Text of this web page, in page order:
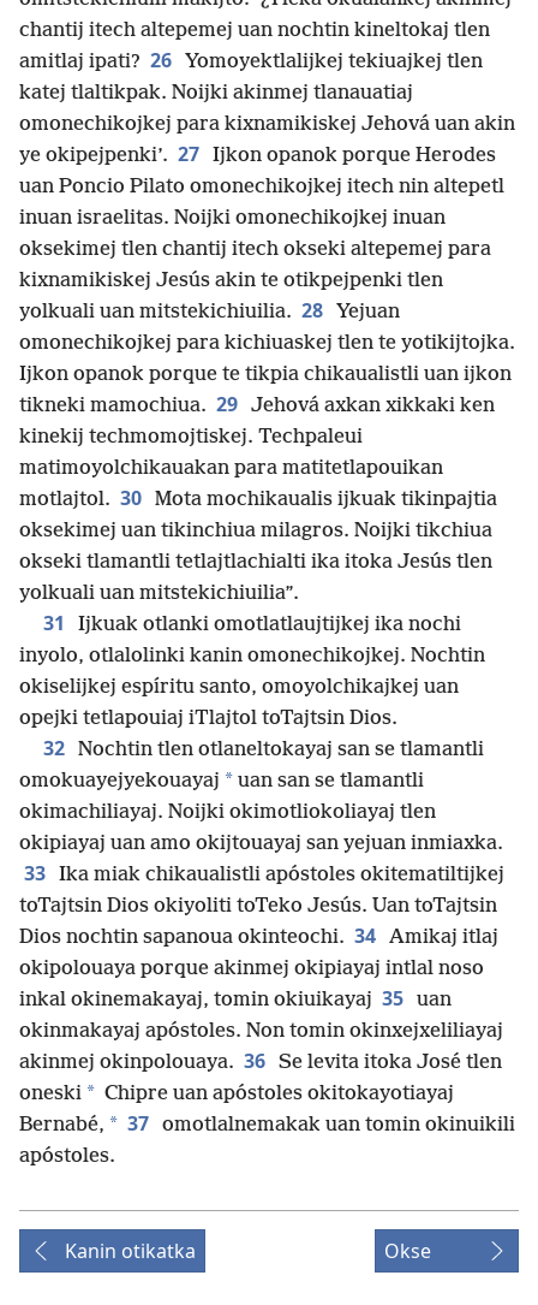
chantij itech altepemej uan nochtin kineltokaj tlen
amitlaj ipati? 26
Yomoyektlalijkej tekiuajkej tlen
katej tlaltikpak. Noijki akinmej tlanauatiaj
omonechikojkej para kixnamikiskej Jehová uan akin
ye okipejpenki’. 27 Ijkon opanok porque Herodes
uan Poncio Pilato omonechikojkej itech nin altepetl
inuan israelitas. Noijki omonechikojkej inuan
oksekimej tlen chantij itech okseki altepemej para
kixnamikiskej Jesús akin te otikpejpenki tlen
yolkuali uan mitstekichiuilia. 28
Yejuan
omonechikojkej para kichiuaskej tlen te yotikijtojka.
Ijkon opanok porque te tikpia chikaualistli uan ijkon
tikneki mamochiua. 29 Jehová axkan xikkaki ken
kinekij techmomojtiskej. Techpaleui
matimoyolchikauakan para matitetlapouikan
motlajtol. 30 Mota mochikaualis ijkuak tikinpajtia
oksekimej uan tikinchiua milagros. Noijki tikchiua
okseki tlamantli tetlajtlachialti ika itoka Jesús tlen
yolkuali uan mitstekichiuilia”.
31
Ijkuak otlanki omotlatlaujtijkej ika nochi
inyolo, otlalolinki kanin omonechikojkej. Nochtin
okiselijkej espíritu santo, omoyolchikajkej uan
opejki tetlapouiaj iTlajtol toTajtsin Dios.
32 Nochtin tlen otlaneltokayaj san se tlamantli
omokuayejyekouayaj * uan san se tlamantli
okimachiliayaj. Noijki okimotliokoliayaj tlen
okipiayaj uan amo okijtouayaj san yejuan inmiaxka.
33 Ika miak chikaualistli apóstoles okitematiltijkej
toTajtsin Dios okiyoliti toTeko Jesús. Uan toTajtsin
Dios nochtin sapanoua okinteochi. 34 Amikaj itlaj
okipolouaya porque akinmej okipiayaj intlal noso
inkal okinemakayaj, tomin okiuikayaj 35 uan
okinmakayaj apóstoles. Non tomin okinxejxeliliayaj
akinmej okinpolouaya. 36 Se levita itoka José tlen
oneski * Chipre uan apóstoles okitokayotiayaj
Bernabé, * 37 omotlalnemakak uan tomin okinuikili
apóstoles.
Kanin otikatka Okse